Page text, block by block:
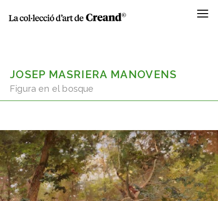
Menú
JOSEP MASRIERA MANOVENS
Figura en el bosque